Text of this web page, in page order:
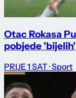
Otac Rokasa
pobjede 'bijelih'
PRIJE 1 SAT · Sport